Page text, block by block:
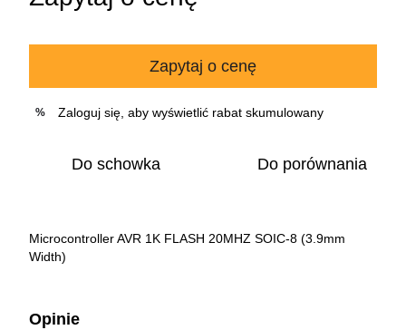
Zapytaj o cenę
% Zaloguj się , aby wyświetlić rabat skumulowany
Do schowka Do porównania
Microcontroller AVR 1K FLASH 20MHZ SOIC-8 (3.9mm
Width)
Opinie